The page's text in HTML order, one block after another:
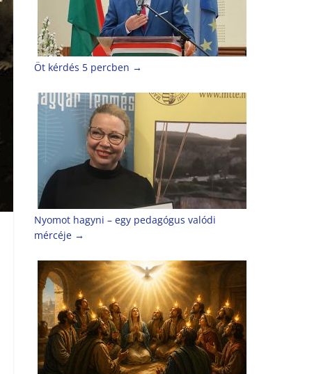
Öt kérdés 5 percben →
Nyomot hagyni – egy pedagógus valódi
mércéje →